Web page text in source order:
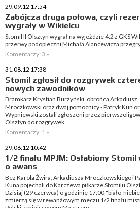
29.09.12 17:54
Zabójcza druga połowa, czyli
wygrały w Wikielcu
Stomil II Olsztyn wygrał na wyjeździe 4:2 z GKS
przerwy podopieczni Michała Alancewicza
Komentarzy: 3 »
31.08.12 17:38
Stomil zgłosił do rozgrywek
nowych zawodników
Bramkarz Krystian Burzyński, obrońca Arkadiusz
Mroczkowski oraz dwaj pomocnicy - Patryk Kun
Wypniewski zostali zgłoszeni przez
Olsztyn do rozgrywek.
Komentarzy: 1 »
29.06.12 10:42
1/2 finału MPJM: Osłabiony Stomil
o awans
Bez Karola Żwira, Arkadiusza Mroczkowskiego i
Kuna pojechali do Karczewa piłkarze Stomilu
Dzisiaj (29 czerwca) o godzinie 17:00 "biało-
zmierzą się w rewanżowym meczu 1/2 finału